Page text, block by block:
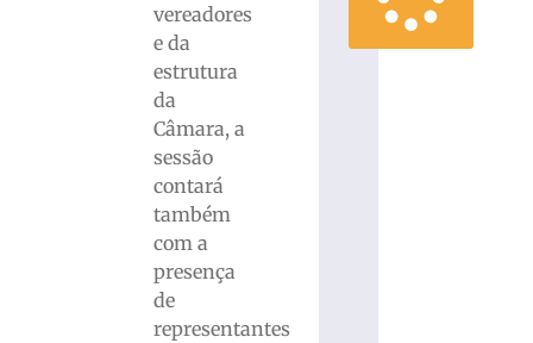
vereadores
e da
estrutura
da
Câmara, a
sessão
contará
também
com a
presença
de
representantes